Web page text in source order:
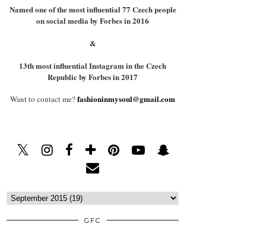
Named one of the most influential 77 Czech people
on social media by Forbes in 2016
&
13th most influential Instagram in the Czech
Republic by Forbes in 2017
Want to contact me?fashioninmysoul@gmail.com
GFC